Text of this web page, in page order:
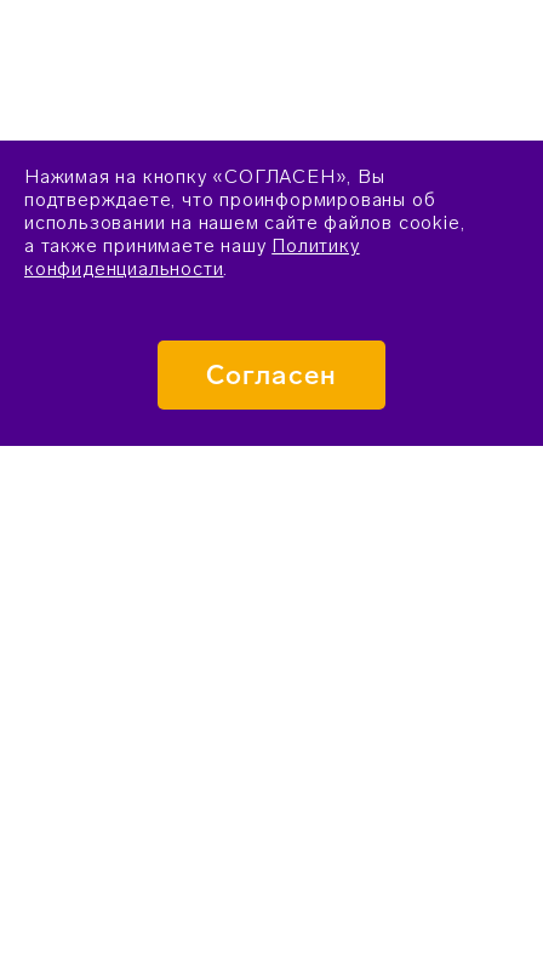
Нажимая на кнопку «СОГЛАСЕН», Вы
подтверждаете, что проинформированы об
использовании на нашем сайте файлов cookie,
а также принимаете нашу Политику
конфиденциальности.
Согласен